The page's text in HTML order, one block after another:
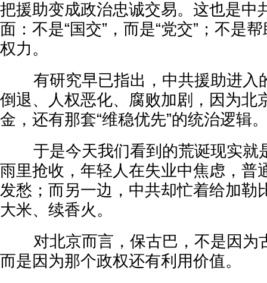
把援助变成政治忠诚交易。这也是中
面：不是“国交”，而是“党交”；不是
权力。
有研究早已指出，中共援助进入
倒退、人权恶化、腐败加剧，因为北
金，还有那套“维稳优先”的统治逻辑
于是今天我们看到的荒诞现实就
雨里抢收，年轻人在失业中焦虑，普
发愁；而另一边，中共却忙着给加勒
大米、续香火。
对北京而言，保古巴，不是因为
而是因为那个政权还有利用价值。